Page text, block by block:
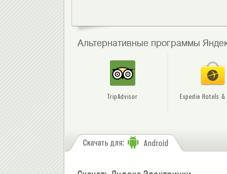
Альтернативные программы
TripAdvisor Expedia Hotels
Скачать для: Android